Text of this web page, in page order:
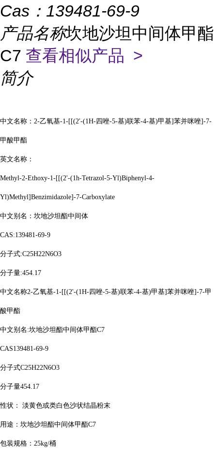
Cas： 139481-69-9
产品名称坎地沙坦中间体甲酯
C7 查看相似产品 >
简介
中文名称： 2-乙氧基-1-[[(2'-(1H-四唑-5-基)联苯-4-基)甲基]苯并咪唑]-7-
甲酸甲酯
英文名称：
Methyl-2-Ethoxy-1-[[(2'-(1h-Tetrazol-5-Yl)Biphenyl-4-
Yl)Methyl]Benzimidazole]-7-Carboxylate
中文别名：坎地沙坦酯中间体
CAS:139481-69-9
分子式:C25H22N6O3
分子量:454.17
中文名称2-乙氧基-1-[[(2'-(1H-四唑-5-基)联苯-4-基)甲基]苯并咪唑]-7-甲
酸甲酯
中文别名 :坎地沙坦酯中间体甲酯C7
CAS139481-69-9
分子式C25H22N6O3
分子量454.17
性状： 淡黄色或类白色沙状结晶粉末
用途：坎地沙坦酯中间体甲酯C7
包装规格： 25kg/桶